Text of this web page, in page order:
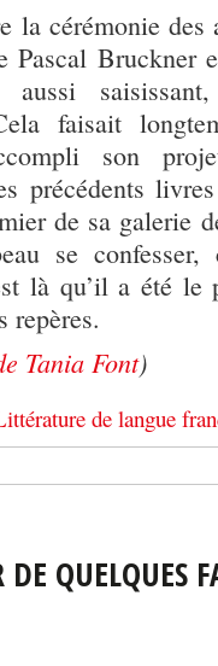
cérémonie des
Pascal Bruckner
aussi
faisait
son
précédents
de sa galerie
se
là qu’il a été le
repères.
Tania Font)
de langue
QUELQUES